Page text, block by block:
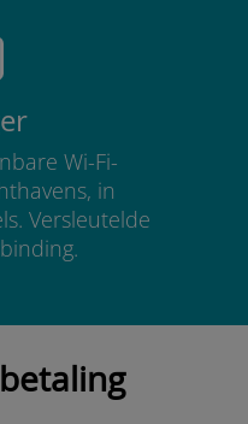
Wi-Fi-
in
Versleutelde